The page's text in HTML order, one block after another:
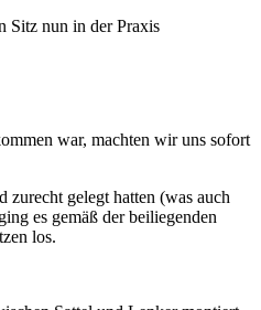
Sitz nun in der Praxis
war, machten wir uns sofort
zurecht gelegt hatten (was auch
es gemäß der beiliegenden
los.